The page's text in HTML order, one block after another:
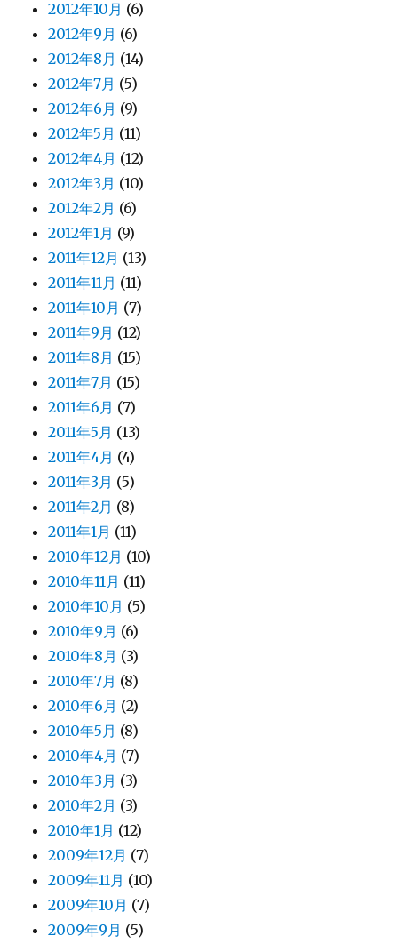
2012年10月 (6)
2012年9月 (6)
2012年8月 (14)
2012年7月 (5)
2012年6月 (9)
2012年5月 (11)
2012年4月 (12)
2012年3月 (10)
2012年2月 (6)
2012年1月 (9)
2011年12月 (13)
2011年11月 (11)
2011年10月 (7)
2011年9月 (12)
2011年8月 (15)
2011年7月 (15)
2011年6月 (7)
2011年5月 (13)
2011年4月 (4)
2011年3月 (5)
2011年2月 (8)
2011年1月 (11)
2010年12月 (10)
2010年11月 (11)
2010年10月 (5)
2010年9月 (6)
2010年8月 (3)
2010年7月 (8)
2010年6月 (2)
2010年5月 (8)
2010年4月 (7)
2010年3月 (3)
2010年2月 (3)
2010年1月 (12)
2009年12月 (7)
2009年11月 (10)
2009年10月 (7)
2009年9月 (5)